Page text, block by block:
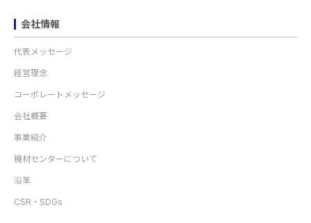
会社情報
代表メッセージ
経営理念
コーポレートメッセージ
会社概要
事業紹介
機材センターについて
沿革
CSR・SDGs